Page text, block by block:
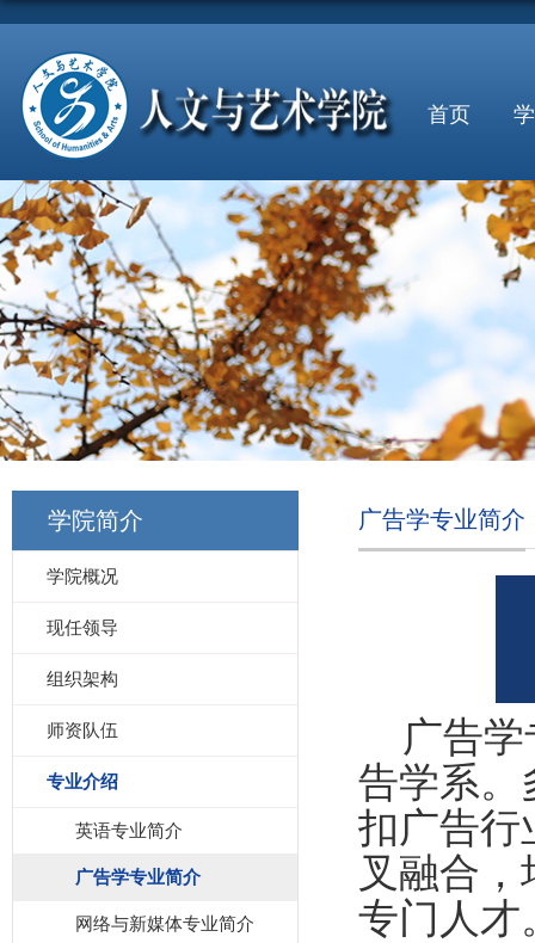
首页
学院简介
学院概况
现任领导
组织架构
师资队伍
专业介绍
英语专业简介
广告学专业简介
网络与新媒体专业简介
广告学专业简介
广告
告学系。
扣广告行
叉融合
专门人才